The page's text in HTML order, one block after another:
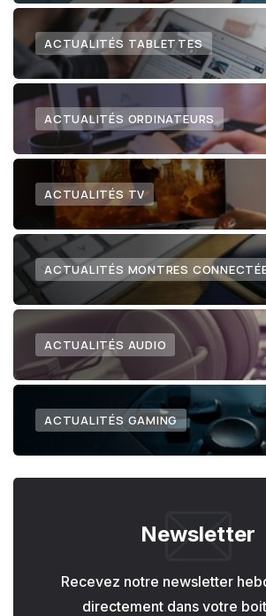
ACTUALITÉS TABLETTES
ACTUALITÉS ORDINATEURS
ACTUALITÉS TV
ACTUALITÉS MONTRES
ACTUALITÉS AUDIO
ACTUALITÉS GAMING
Newsletter
Recevez notre newsletter
directement dans votre